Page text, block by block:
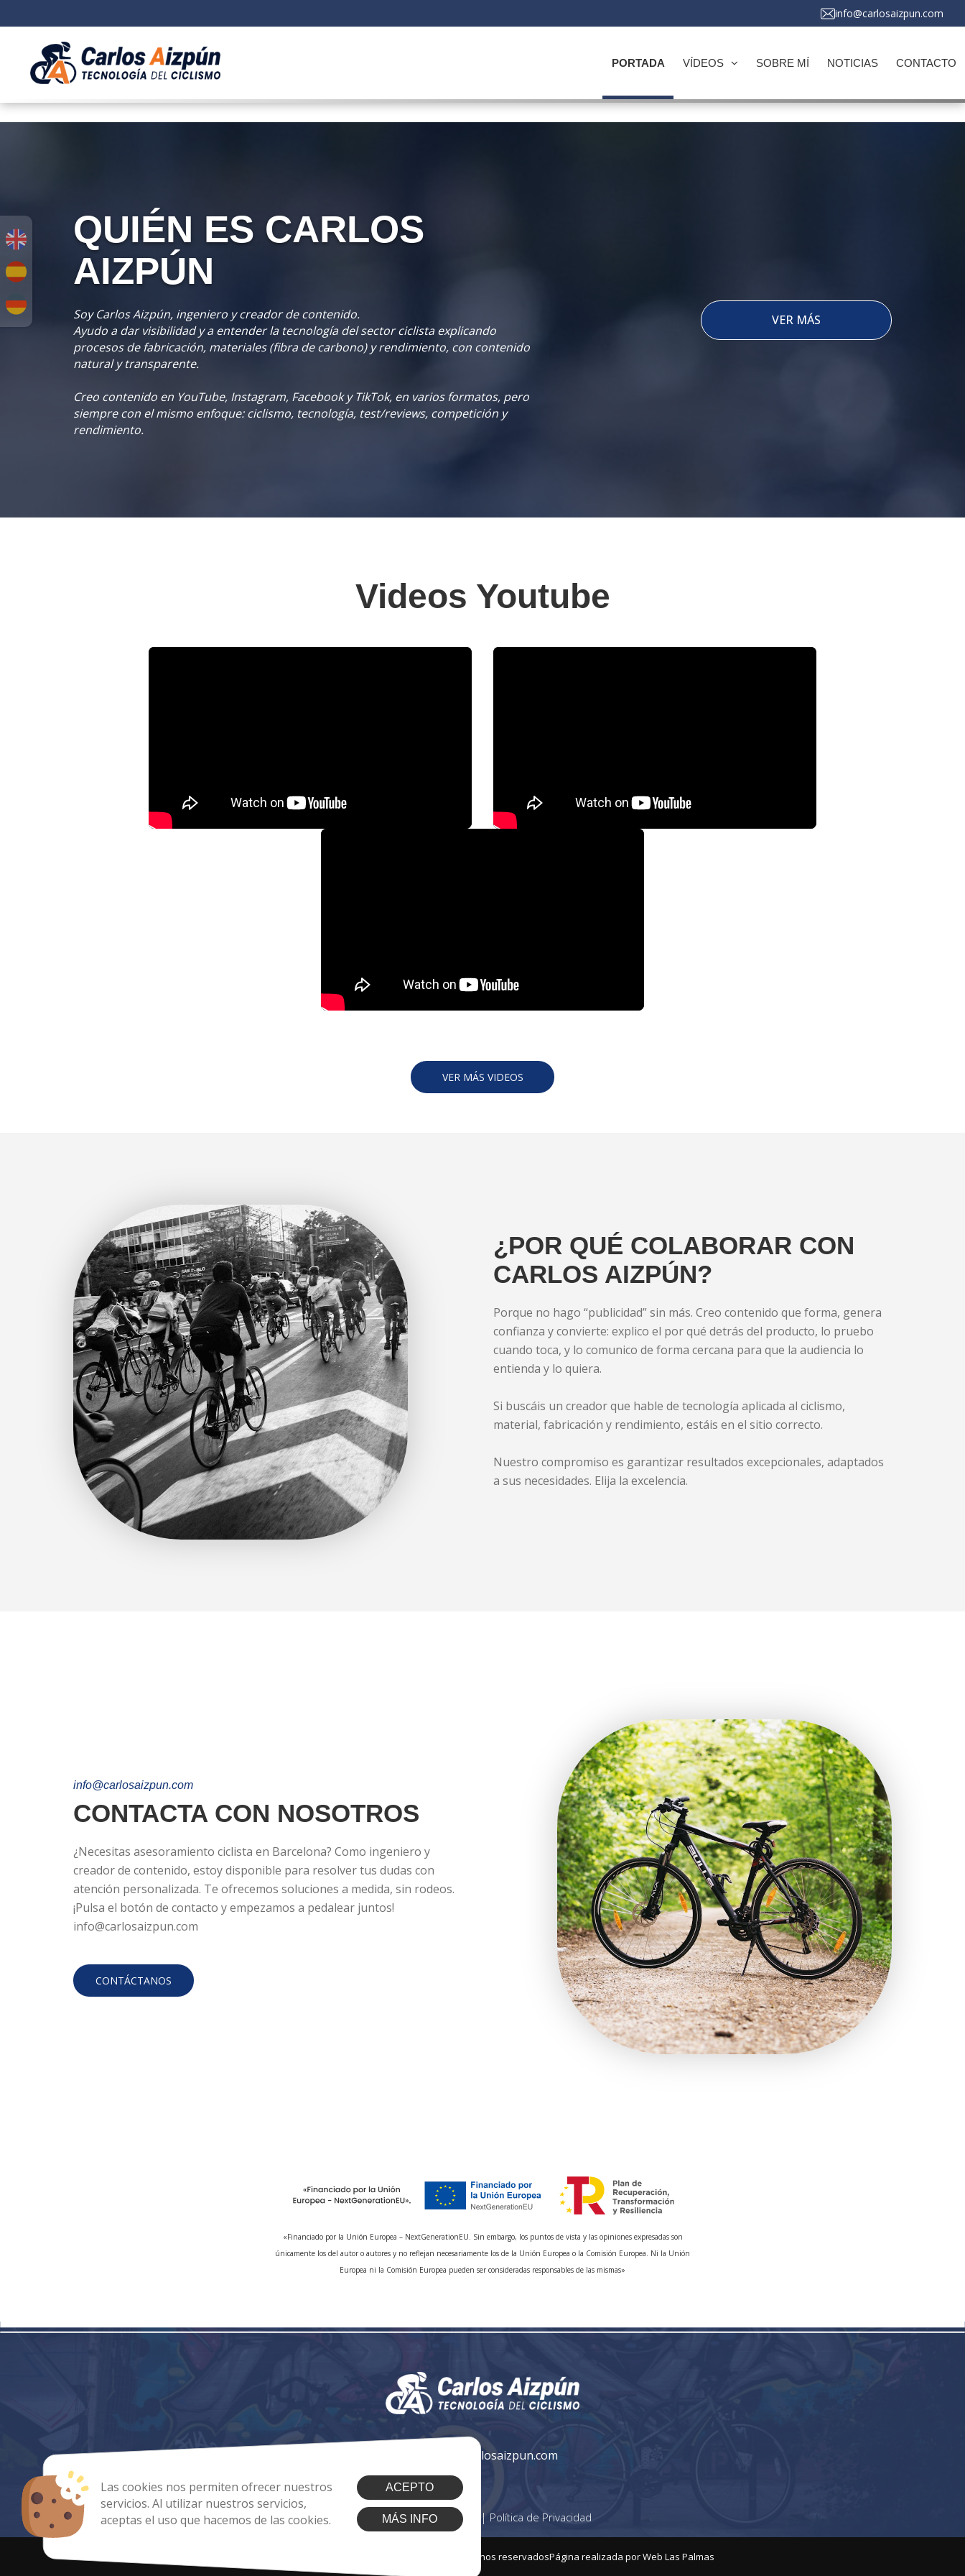
Las cookies nos permiten ofrecer nuestros
servicios. Al utilizar nuestros servicios,
aceptas el uso que hacemos de las cookies.
ACEPTO
MÁS INFO
info@carlosaizpun.com
PORTADA VÍDEOS SOBRE MÍ NOTICIAS CONTACTO
QUIÉN ES CARLOS
AIZPÚN
Soy Carlos Aizpún, ingeniero y creador de contenido.
Ayudo a dar visibilidad y a entender la tecnología del sector ciclista explicando
procesos de fabricación, materiales (fibra de carbono) y rendimiento, con contenido
natural y transparente.
Creo contenido en YouTube, Instagram, Facebook y TikTok, en varios formatos, pero
siempre con el mismo enfoque: ciclismo, tecnología, test/reviews, competición y
rendimiento.
VER MÁS
Videos Youtube
VER MÁS VIDEOS
¿POR QUÉ COLABORAR CON
CARLOS AIZPÚN?
Porque no hago “publicidad” sin más. Creo contenido que forma, genera
confianza y convierte: explico el por qué detrás del producto, lo pruebo
cuando toca, y lo comunico de forma cercana para que la audiencia lo
entienda y lo quiera.
Si buscáis un creador que hable de tecnología aplicada al ciclismo,
material, fabricación y rendimiento, estáis en el sitio correcto.
Nuestro compromiso es garantizar resultados excepcionales, adaptados
a sus necesidades. Elija la excelencia.
info@carlosaizpun.com
CONTACTA CON NOSOTROS
¿Necesitas asesoramiento ciclista en Barcelona? Como ingeniero y
creador de contenido, estoy disponible para resolver tus dudas con
atención personalizada. Te ofrecemos soluciones a medida, sin rodeos.
¡Pulsa el botón de contacto y empezamos a pedalear juntos!
info@carlosaizpun.com
CONTÁCTANOS
«Financiado por la Unión Europea – NextGenerationEU. Sin embargo, los puntos de vista y las opiniones expresadas son
únicamente los del autor o autores y no reflejan necesariamente los de la Unión Europea o la Comisión Europea. Ni la Unión
Europea ni la Comisión Europea pueden ser consideradas responsables de las mismas»
info@carlosaizpun.com
Cookies|Aviso Legal | Política de Privacidad
Copyright 2025-2026 - Carlos Aizpún. Todos los derechos reservadosPágina realizada porWeb Las Palmas